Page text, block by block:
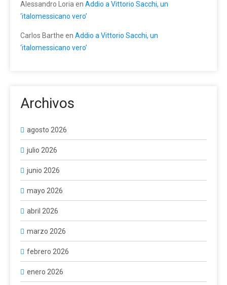
Alessandro Loria en Addio a Vittorio Sacchi, un
‘italomessicano vero’
Carlos Barthe en Addio a Vittorio Sacchi, un
‘italomessicano vero’
Archivos
agosto 2026
julio 2026
junio 2026
mayo 2026
abril 2026
marzo 2026
febrero 2026
enero 2026